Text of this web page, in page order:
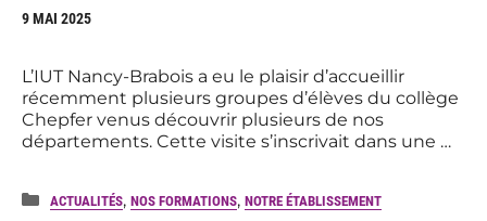
9 MAI 2025
L’IUT Nancy-Brabois a eu le plaisir d’accueillir
récemment plusieurs groupes d’élèves du collège
Chepfer venus découvrir plusieurs de nos
départements. Cette visite s’inscrivait dans une …
Catégories
ACTUALITÉS, NOS FORMATIONS, NOTRE ÉTABLISSEMENT